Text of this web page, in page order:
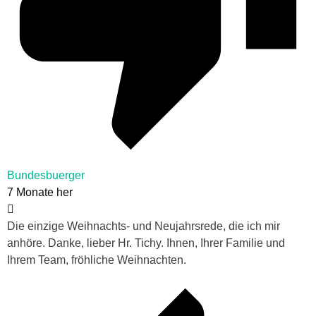
Bundesbuerger
7 Monate her
Die einzige Weihnachts- und Neujahrsrede, die ich mir
anhöre. Danke, lieber Hr. Tichy. Ihnen, Ihrer Familie und
Ihrem Team, fröhliche Weihnachten.